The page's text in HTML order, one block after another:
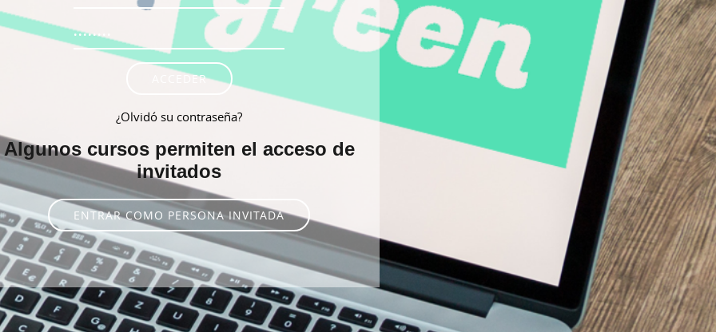
Contraseña
ACCEDER
¿Olvidó su contraseña?
Algunos cursos permiten el acceso de
invitados
ENTRAR COMO PERSONA INVITADA